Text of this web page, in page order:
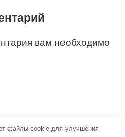
вам необходимо
файлы cookie для улучшения